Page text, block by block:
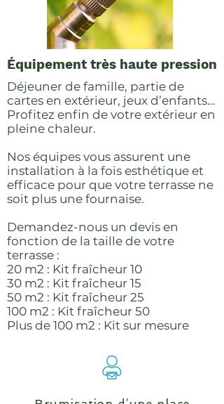
Équipement très haute pression
Déjeuner de famille, partie de
cartes en extérieur, jeux d’enfants…
Profitez enfin de votre extérieur en
pleine chaleur.
Nos équipes vous assurent une
installation à la fois esthétique et
efficace pour que votre terrasse ne
soit plus une fournaise.
Demandez-nous un devis en
fonction de la taille de votre
terrasse :
20 m2 : Kit fraîcheur 10
30 m2 : Kit fraîcheur 15
50 m2 : Kit fraîcheur 25
100 m2 : Kit fraîcheur 50
Plus de 100 m2 : Kit sur mesure